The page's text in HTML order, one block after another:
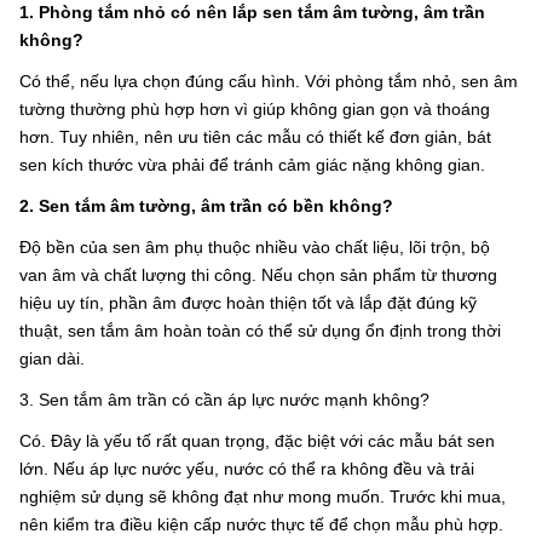
1. Phòng tắm nhỏ có nên lắp sen tắm âm tường, âm trần
không?
Có thể, nếu lựa chọn đúng cấu hình. Với phòng tắm nhỏ, sen âm
tường thường phù hợp hơn vì giúp không gian gọn và thoáng
hơn. Tuy nhiên, nên ưu tiên các mẫu có thiết kế đơn giản, bát
sen kích thước vừa phải để tránh cảm giác nặng không gian.
2. Sen tắm âm tường, âm trần có bền không?
Độ bền của sen âm phụ thuộc nhiều vào chất liệu, lõi trộn, bộ
van âm và chất lượng thi công. Nếu chọn sản phẩm từ thương
hiệu uy tín, phần âm được hoàn thiện tốt và lắp đặt đúng kỹ
thuật, sen tắm âm hoàn toàn có thể sử dụng ổn định trong thời
gian dài.
3. Sen tắm âm trần có cần áp lực nước mạnh không?
Có. Đây là yếu tố rất quan trọng, đặc biệt với các mẫu bát sen
lớn. Nếu áp lực nước yếu, nước có thể ra không đều và trải
nghiệm sử dụng sẽ không đạt như mong muốn. Trước khi mua,
nên kiểm tra điều kiện cấp nước thực tế để chọn mẫu phù hợp.